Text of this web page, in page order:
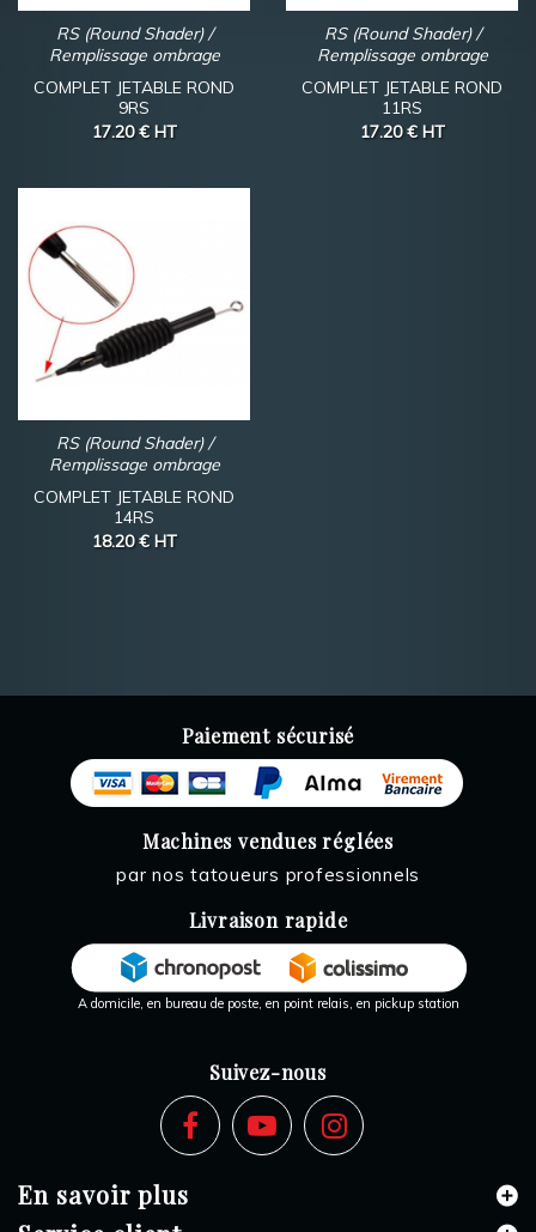
RS (Round Shader) /
Remplissage ombrage
COMPLET JETABLE ROND
9RS
17.20 € HT
RS (Round Shader) /
Remplissage ombrage
COMPLET JETABLE ROND
11RS
17.20 € HT
RS (Round Shader) /
Remplissage ombrage
COMPLET JETABLE ROND
14RS
18.20 € HT
Paiement sécurisé
Machines vendues réglées
par nos tatoueurs professionnels
Livraison rapide
A domicile, en bureau de poste, en point relais, en pickup station
Suivez-nous
En savoir plus